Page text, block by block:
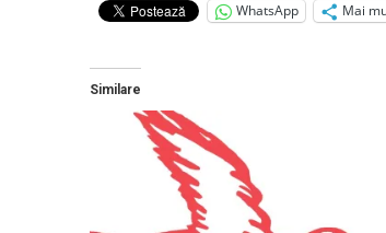
WhatsApp
Mai
Similare